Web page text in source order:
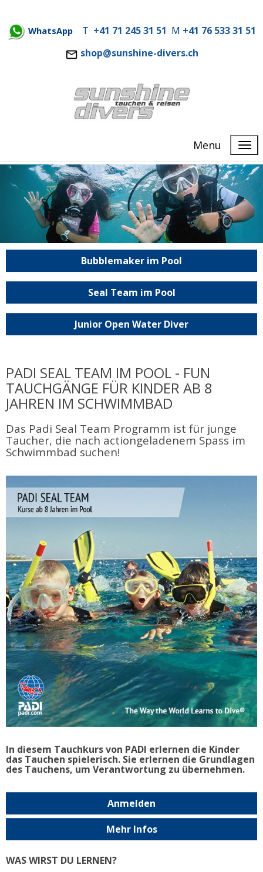
WhatsApp T +41 71 245 31 51 M +41 76 533 31 51
shop@sunshine-divers.ch
Menu
Bubblemaker im Pool
Seal Team im Pool
Junior Open Water Diver
PADI SEAL TEAM IM POOL - FUN
TAUCHGÄNGE FÜR KINDER AB 8
JAHREN IM SCHWIMMBAD
Das Padi Seal Team Programm ist für junge
Taucher, die nach actiongeladenem Spass im
Schwimmbad suchen!
In diesem Tauchkurs von PADI erlernen die Kinder
das Tauchen spielerisch. Sie erlernen die Grundlagen
des Tauchens, um Verantwortung zu übernehmen.
Anmelden
Mehr Infos
WAS WIRST DU LERNEN?